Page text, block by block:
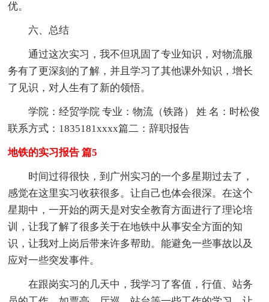
优。
六、总结
通过这次实习，我不但巩固了专业知识，对物流服
务有了更深刻的了解，并且学习了其他课外知识，增长
了见识，对人生有了新的领悟。
学院：经贸学院 专业：物流（铁路） 姓 名：时松俊
联系方式：1835181xxxx篇二：辞职报告
地铁的实习报告 篇5
时间过得很快，到广州实习的一个多星期过去了，
感觉在这里实习收获很多。让自己也体会很深。在这个
星期中，一开始的两天是对安全教育方面进行了理论培
训，让我了解了很多关于在地铁中从事安全方面的知
识，让我对上岗后带来许多帮助。能避免一些事故以及
应对一些突发事件。
在跟岗实习的几天中，我学习了客值，行值、站务